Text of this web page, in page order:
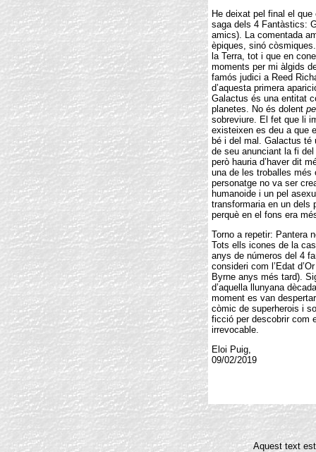
He deixat pel final el
saga dels 4 Fantàstics:
amics). La comentada
èpiques, sinó
la Terra, tot i que en
moments per mi àlgids
famós judici a Reed
d’aquesta primera
Galactus és una entitat
planetes. No és dolent
sobreviure. El fet que li
existeixen es deu a que
bé i del mal. Galactus té
de seu anunciant la fi del
però hauria d’haver dit
una de les troballes més
personatge no va ser
humanoide i un pel
transformaria en un dels
perquè en el fons era
Torno a repetir: Pantera
Tots ells icones de la
anys de números del 4
consideri com l’Edat
Byrne anys més tard).
d’aquella llunyana
moment es van
còmic de superherois i
ficció per descobrir com
irrevocable.
Eloi Puig,
09/02/2019
Aquest text